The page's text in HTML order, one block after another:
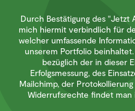
Durch Bestätigung des "Jetzt
mich hiermit verbindlich für
welcher umfassende
unserem Portfolio
bezüglich der in dieser
Erfolgsmessung, des
Mailchimp, der
Widerrufsrechte findet man